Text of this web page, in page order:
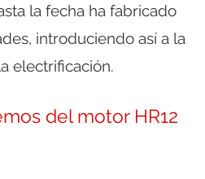
la fecha ha fabricado
introduciendo así a la
electrificación.
del motor HR12